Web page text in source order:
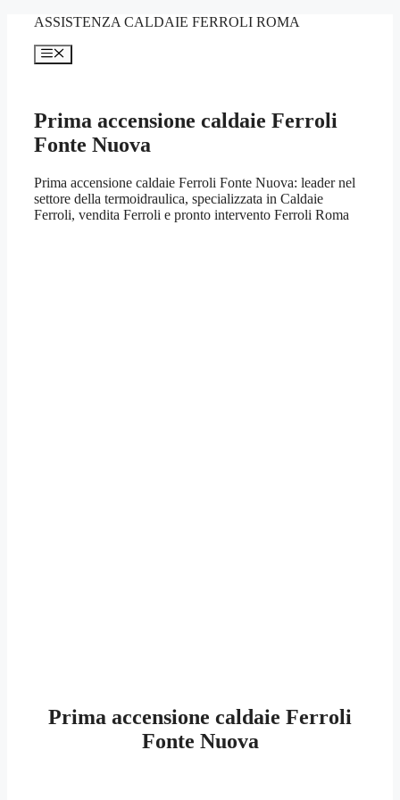
contenuto
ASSISTENZA CALDAIE FERROLI ROMA
Prima accensione caldaie Ferroli
Fonte Nuova
Prima accensione caldaie Ferroli Fonte Nuova: leader nel
settore della termoidraulica, specializzata in Caldaie
Ferroli, vendita Ferroli e pronto intervento Ferroli Roma
Prima accensione caldaie Ferroli
Fonte Nuova